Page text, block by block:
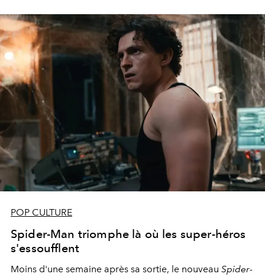
POP CULTURE
Spider-Man triomphe là où les super-héros
s'essoufflent
Moins d'une semaine après sa sortie, le nouveau Spider-